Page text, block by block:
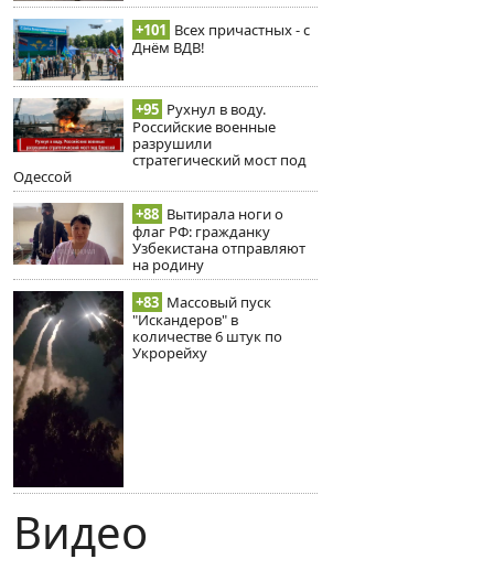
+101 Всех причастных - с
Днём ВДВ!
+95 Рухнул в воду.
Российские военные
разрушили
стратегический мост под
Одессой
+88 Вытирала ноги о
флаг РФ: гражданку
Узбекистана отправляют
на родину
+83 Массовый пуск
"Искандеров" в
количестве 6 штук по
Укрорейху
Видео